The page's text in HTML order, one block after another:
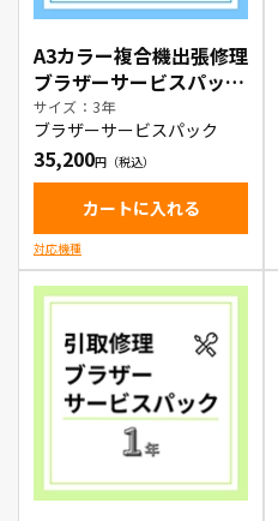
A3カラー複合機出張修理
ブラザーサービスパック
3年
サイズ：3年
ブラザーサービスパック
35,200
カートに入れる
対応機種